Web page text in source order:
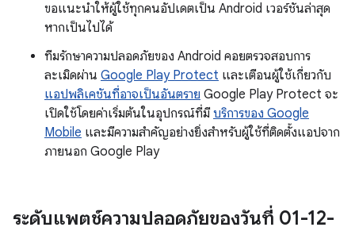
ขอแนะนำให้ผู้ใช้ทุกคนอัปเดตเป็น Android เวอร์ชันล่าสุด
หากเป็นไปได้
ทีมรักษาความปลอดภัยของ Android คอยตรวจสอบการ
ละเมิดผ่าน Google Play Protect และเตือนผู้ใช้เกี่ยวกับ
แอปพลิเคชันที่อาจเป็นอันตราย Google Play Protect จะ
เปิดใช้โดยค่าเริ่มต้นในอุปกรณ์ที่มีบริการของ Google
Mobile และมีความสำคัญอย่างยิ่งสำหรับผู้ใช้ที่ติดตั้งแอปจาก
ภายนอก Google Play
ระดับแพตช์ความปลอดภัยของวันที่ 01-12-